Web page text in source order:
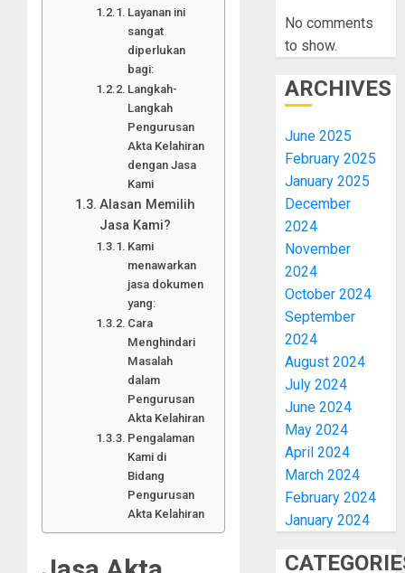
Layanan ini
sangat
diperlukan
bagi:
Langkah-
Langkah
Pengurusan
Akta Kelahiran
dengan Jasa
Kami
Alasan Memilih
Jasa Kami?
Kami
menawarkan
jasa dokumen
yang:
Cara
Menghindari
Masalah
dalam
Pengurusan
Akta Kelahiran
Pengalaman
Kami di
Bidang
Pengurusan
Akta Kelahiran
No comments
to show.
ARCHIVES
June 2025
February 2025
January 2025
December
2024
November
2024
October 2024
September
2024
August 2024
July 2024
June 2024
May 2024
April 2024
March 2024
February 2024
January 2024